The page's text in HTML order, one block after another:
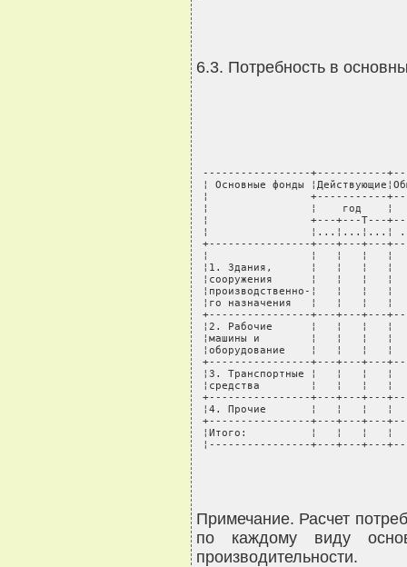
6.3. Потребность в
-----------------+-----------
¦ Основные фонды
¦                +-----------
¦                ¦    год    ¦
¦                +---+---T---
¦                ¦...¦...¦...¦
+----------------+---+---+---
¦                ¦   ¦   ¦   ¦
¦1. Здания,      ¦   ¦   ¦
¦сооружения      ¦   ¦   ¦
¦производственно-¦   ¦
¦го назначения   ¦   ¦
+----------------+---+---+---
¦2. Рабочие      ¦   ¦   ¦
¦машины и        ¦   ¦   ¦
¦оборудование    ¦   ¦
+----------------+---+---+---
¦3. Транспортные ¦   ¦
¦средства        ¦   ¦   ¦
+----------------+---+---+---
¦4. Прочие       ¦   ¦   ¦
+----------------+---+---+---
¦Итого:          ¦   ¦   ¦
¦----------------+---+---+---
Примечание. Расчет
по каждому виду
производительности.